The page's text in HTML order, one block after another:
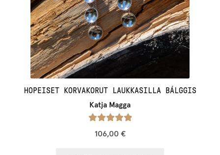
HOPEISET KORVAKORUT LAUKKASILLA BÁLGGIS
Katja Magga
106,00 €